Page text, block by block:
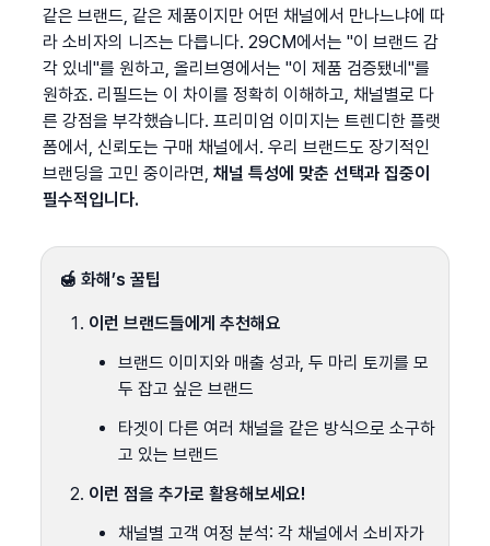
같은 브랜드, 같은 제품이지만 어떤 채널에서 만나느냐에 따
라 소비자의 니즈는 다릅니다. 29CM에서는 "이 브랜드 감
각 있네"를 원하고, 올리브영에서는 "이 제품 검증됐네"를
원하죠. 리필드는 이 차이를 정확히 이해하고, 채널별로 다
른 강점을 부각했습니다. 프리미엄 이미지는 트렌디한 플랫
폼에서, 신뢰도는 구매 채널에서. 우리 브랜드도 장기적인
브랜딩을 고민 중이라면, 채널 특성에 맞춘 선택과 집중이
필수적입니다.
🍯 화해’s 꿀팁
이런 브랜드들에게 추천해요
브랜드 이미지와 매출 성과, 두 마리 토끼를 모
두 잡고 싶은 브랜드
타겟이 다른 여러 채널을 같은 방식으로 소구하
고 있는 브랜드
이런 점을 추가로 활용해보세요!
채널별 고객 여정 분석: 각 채널에서 소비자가